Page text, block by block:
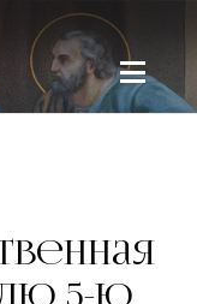
в Ульяновске